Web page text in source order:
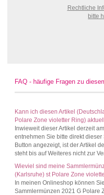
Rechtliche
bitte
FAQ - häufige Fragen zu
Kann ich diesen Artikel
Polare Zone violetter Ring)
Inwieweit dieser Artikel derzeit
entnehmen Sie bitte direkt
Button angezeigt, ist der Artikel
steht bis auf Weiteres nicht zur
Wieviel sind meine
(Karlsruhe) st Polare Zone
In meinen Onlineshop können
Sammlermünzen 2021 G Polare